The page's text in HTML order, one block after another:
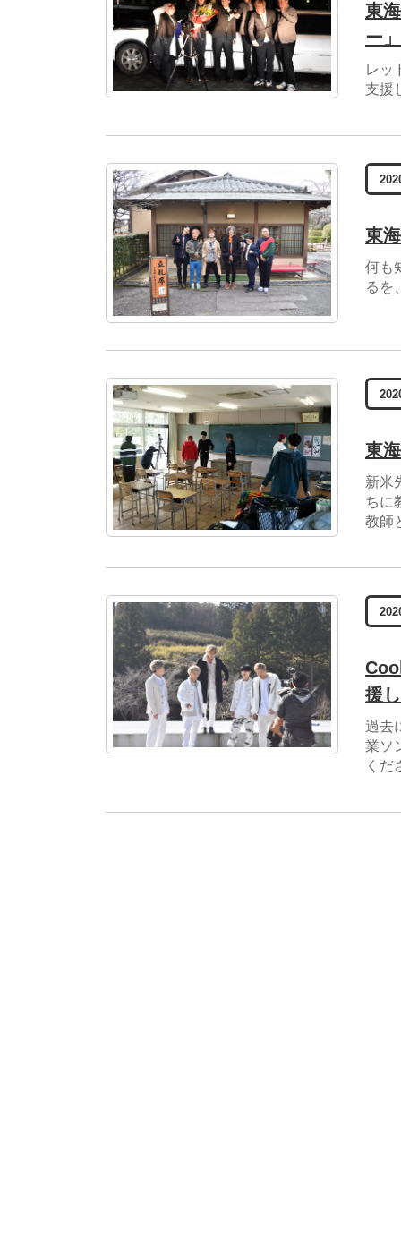
東
ー
レッ
支援
東
何も
るを
東
新米
ちに
教師
援
過去
業ソ
くだ